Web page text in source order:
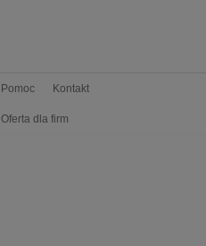
Pomoc Kontakt
Oferta dla firm